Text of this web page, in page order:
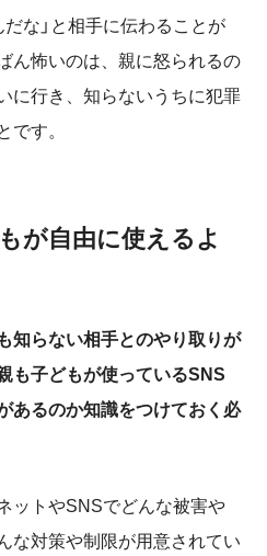
な」と相手に伝わることが
ん怖いのは、親に怒られるの
に行き、知らないうちに犯罪
です。
が自由に使えるよ
らない相手とのやり取りが
も子どもが使っているSNS
あるのか知識をつけておく必
トやSNSでどんな被害や
な対策や制限が用意されてい